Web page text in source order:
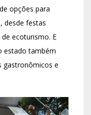
opções para
desde festas
ecoturismo. E
estado também
gastronômicos e